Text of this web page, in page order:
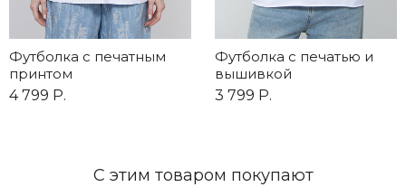
Футболка с печатным
принтом
4 799 Р.
Футболка с печатью и
вышивкой
3 799 Р.
С этим товаром покупают